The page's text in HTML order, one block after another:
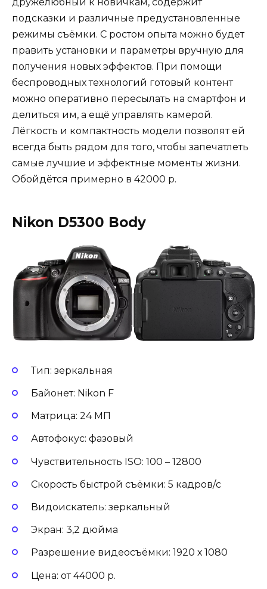
подсказки и различные предустановленные
режимы съёмки. С ростом опыта можно будет
править установки и параметры вручную для
получения новых эффектов. При помощи
беспроводных технологий готовый контент
можно оперативно пересылать на смартфон и
делиться им, а ещё управлять камерой.
Лёгкость и компактность модели позволят ей
всегда быть рядом для того, чтобы запечатлеть
самые лучшие и эффектные моменты жизни.
Обойдётся примерно в 42000 р.
Nikon D5300 Body
Тип: зеркальная
Байонет: Nikon F
Матрица: 24 МП
Автофокус: фазовый
Чувствительность ISO: 100 – 12800
Скорость быстрой съёмки: 5 кадров/с
Видоискатель: зеркальный
Экран: 3,2 дюйма
Разрешение видеосъёмки: 1920 х 1080
Цена: от 44000 р.